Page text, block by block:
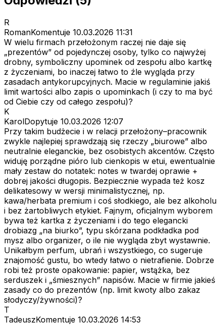
R
RomanKomentuje 10.03.2026 11:31
W wielu firmach przełożonym raczej nie daje się
„prezentów” od pojedynczej osoby, tylko co najwyżej
drobny, symboliczny upominek od zespołu albo kartkę
z życzeniami, bo inaczej łatwo to źle wygląda przy
zasadach antykorupcyjnych. Macie w regulaminie jakiś
limit wartości albo zapis o upominkach (i czy to ma być
od Ciebie czy od całego zespołu)?
K
KarolDopytuje 10.03.2026 12:07
Przy takim budżecie i w relacji przełożony–pracownik
zwykle najlepiej sprawdzają się rzeczy „biurowe” albo
neutralnie eleganckie, bez osobistych akcentów. Często
widuję porządne pióro lub cienkopis w etui, ewentualnie
mały zestaw do notatek: notes w twardej oprawie +
dobrej jakości długopis. Bezpiecznie wypada też kosz
delikatesowy w wersji minimalistycznej, np.
kawa/herbata premium i coś słodkiego, ale bez alkoholu
i bez żartobliwych etykiet. Fajnym, oficjalnym wyborem
bywa też kartka z życzeniami i do tego elegancki
drobiazg „na biurko”, typu skórzana podkładka pod
mysz albo organizer, o ile nie wygląda zbyt wystawnie.
Unikałbym perfum, ubrań i wszystkiego, co sugeruje
znajomość gustu, bo wtedy łatwo o nietrafienie. Dobrze
robi też proste opakowanie: papier, wstążka, bez
serduszek i „śmiesznych” napisów. Macie w firmie jakieś
zasady co do prezentów (np. limit kwoty albo zakaz
słodyczy/żywności)?
T
TadeuszKomentuje 10.03.2026 14:53